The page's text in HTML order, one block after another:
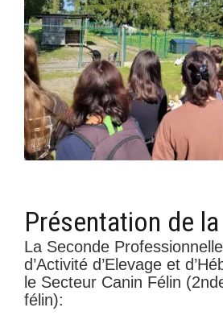
Présentation de
La Seconde
d’Activité d’Elevage et
le Secteur Canin Félin
félin):